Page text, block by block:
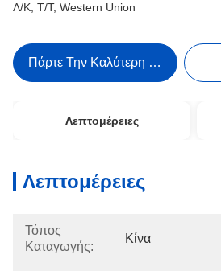
Λ/Κ, Τ/Τ, Western Union
Πάρτε Την Καλύτερη Τιμή
Λεπτομέρειες
Λεπτομέρειες
Τόπος
Καταγωγής:
Κίνα